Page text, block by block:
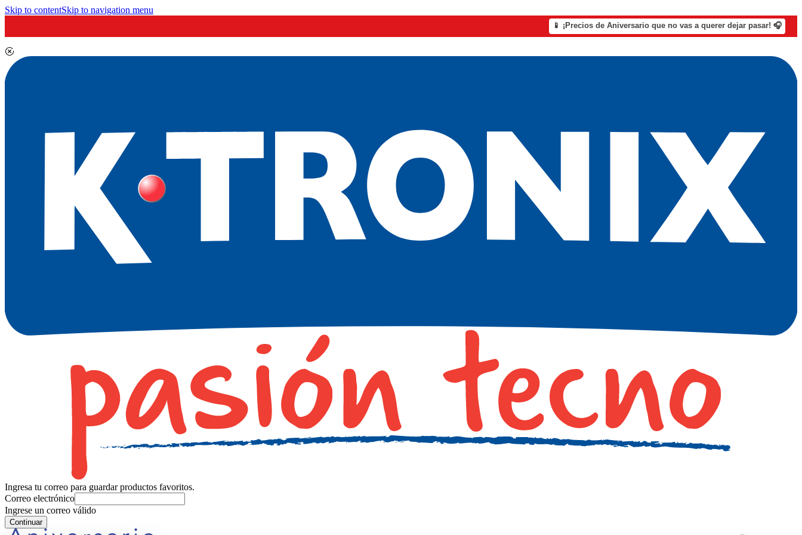
Skip to contentSkip to navigation menu
📱 ¡Precios de Aniversario que no vas a querer dejar pasar! 🎧
Ingresa tu correo para guardar productos favoritos.
Correo electrónico
Ingrese un correo válido
Continuar